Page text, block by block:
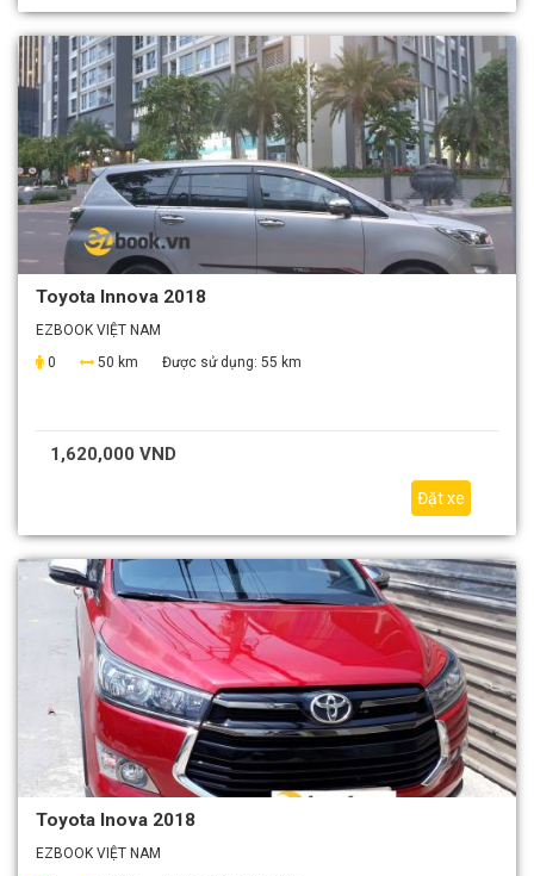
Toyota Innova 2018
EZBOOK VIỆT NAM
0
50 km Được sử dụng: 55 km
1,620,000 VND
Đặt xe
Toyota Inova 2018
EZBOOK VIỆT NAM